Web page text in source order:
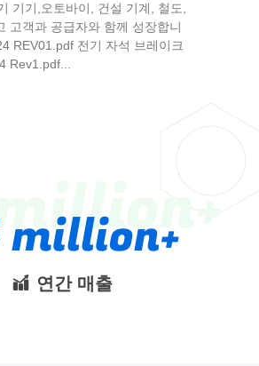
기기,오토바이, 건설 기계, 철도,
고객과 공급자와 함께 성장합니
REV01.pdf 전기 자석 브레이크
Rev1.pdf...
million
million
연간 매출